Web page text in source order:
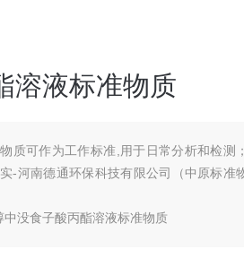
溶液标准物质
质可作为工作标准,用于日常分析和检测
-河南德通环保科技有限公司（中原标准
没食子酸丙酯溶液标准物质